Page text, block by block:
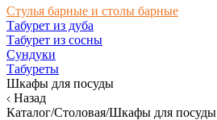
Стулья барные и столы барные
Табурет из дуба
Табурет из сосны
Сундуки
Табуреты
Шкафы для посуды
Назад
Каталог/Столовая/Шкафы для посуды